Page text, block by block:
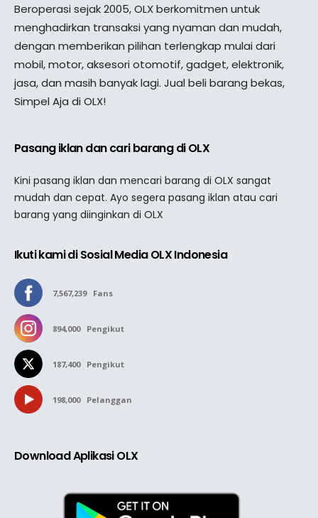
Beroperasi sejak 2005, OLX berkomitmen untuk
menghadirkan transaksi yang nyaman dan mudah,
dengan memberikan pilihan terlengkap mulai dari
mobil, motor, aksesori otomotif, gadget, elektronik,
jasa, dan masih banyak lagi. Jual beli barang bekas,
Simpel Aja di OLX!
Pasang iklan dan cari barang di OLX
Kini pasang iklan dan mencari barang di OLX sangat
mudah dan cepat. Ayo segera pasang iklan atau cari
barang yang diinginkan di OLX
Ikuti kami di Sosial Media OLX Indonesia
7,567,239 Fans
894,000 Pengikut
187,400 Pengikut
198,000 Pelanggan
Download Aplikasi OLX